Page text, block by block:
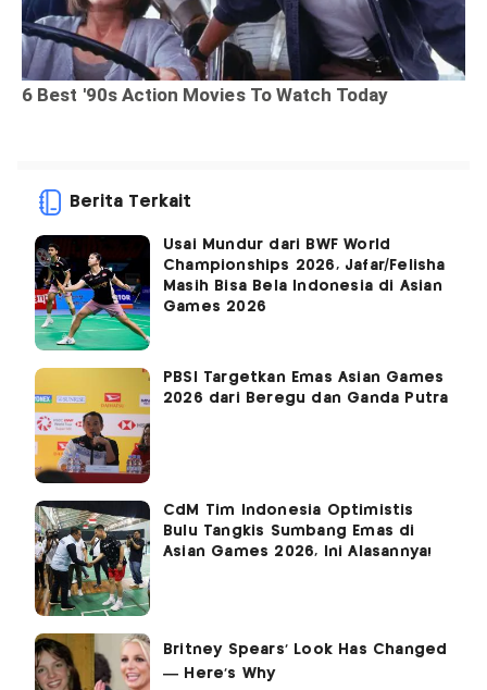
Berita Terkait
Usai Mundur dari BWF World
Championships 2026, Jafar/Felisha
Masih Bisa Bela Indonesia di Asian
Games 2026
PBSI Targetkan Emas Asian Games
2026 dari Beregu dan Ganda Putra
CdM Tim Indonesia Optimistis
Bulu Tangkis Sumbang Emas di
Asian Games 2026, Ini Alasannya!